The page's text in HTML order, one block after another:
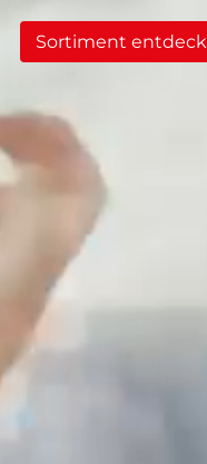
Sortiment